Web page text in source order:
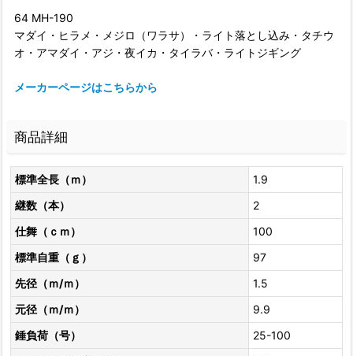
64 MH-190
マダイ・ヒラメ・メジロ（ワラサ）・ライト落とし込み・タチウ
オ・アマダイ・アジ・夜イカ・タイラバ・ライトジギング
メーカーページはこちらから
商品詳細
標準全長（ｍ）
1.9
継数（本）
2
仕舞（ｃｍ）
100
標準自重（ｇ）
97
先径（ｍ/ｍ）
1.5
元径（ｍ/ｍ）
9.9
錘負荷（号）
25-100